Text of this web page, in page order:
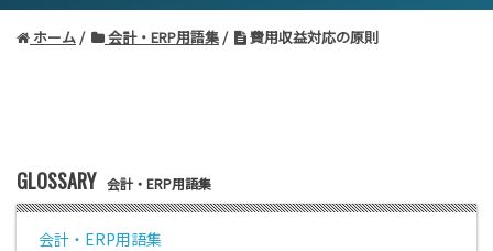
ホーム 会計・ERP用語集 費用収益対応の原則
GLOSSARY 会計・ERP用語集
会計・ERP用語集